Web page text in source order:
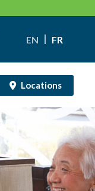
EN FR
Locations